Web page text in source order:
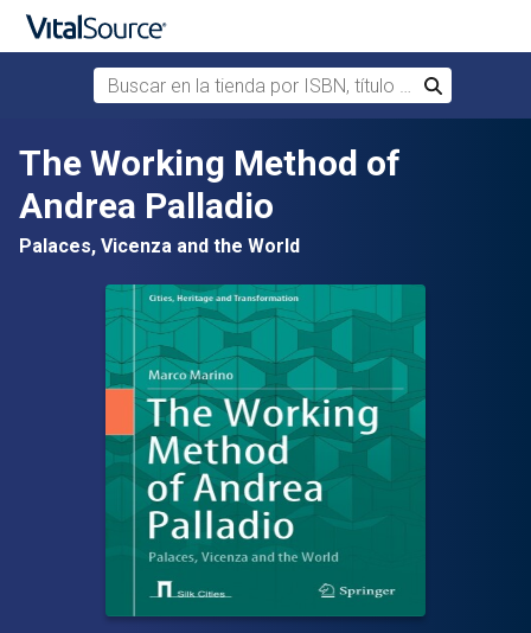
Saltar al contenido principal
Buscar en la tienda por ISBN, título o autor
Buscar
The Working Method of
Andrea Palladio
Palaces, Vicenza and the World